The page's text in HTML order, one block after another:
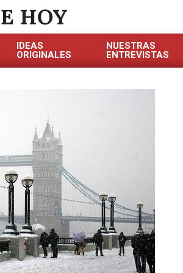
HOY
IDEAS
ORIGINALES
NUESTRAS
ENTREVISTAS